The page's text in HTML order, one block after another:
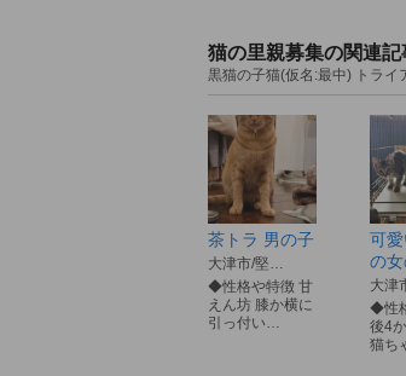
猫の里親募集の関連記
黒猫の子猫(仮名:最中) トライ
茶トラ 男の子
大津市/堅…
◆性格や特徴 甘
えん坊 膝か横に
引っ付い…
可
の
大津
◆性
後4
猫ち